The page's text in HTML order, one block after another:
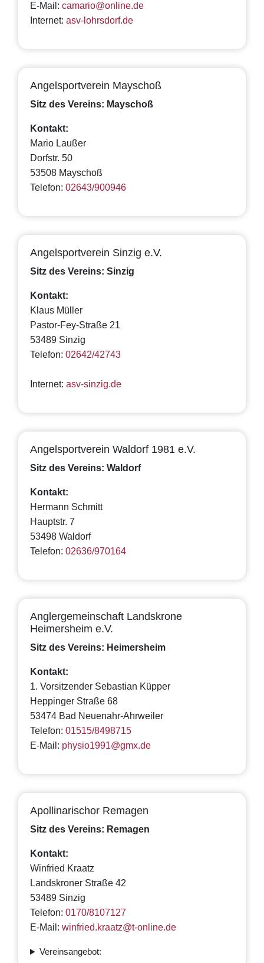
E-Mail: camario@online.de
Internet: asv-lohrsdorf.de
Angelsportverein Mayschoß
Sitz des Vereins: Mayschoß
Kontakt:
Mario Laußer
Dorfstr. 50
53508 Mayschoß
Telefon: 02643/900946
Angelsportverein Sinzig e.V.
Sitz des Vereins: Sinzig
Kontakt:
Klaus Müller
Pastor-Fey-Straße 21
53489 Sinzig
Telefon: 02642/42743
Internet: asv-sinzig.de
Angelsportverein Waldorf 1981 e.V.
Sitz des Vereins: Waldorf
Kontakt:
Hermann Schmitt
Hauptstr. 7
53498 Waldorf
Telefon: 02636/970164
Anglergemeinschaft Landskrone
Heimersheim e.V.
Sitz des Vereins: Heimersheim
Kontakt:
1. Vorsitzender Sebastian Küpper
Heppinger Straße 68
53474 Bad Neuenahr-Ahrweiler
Telefon: 01515/8498715
E-Mail: physio1991@gmx.de
Apollinarischor Remagen
Sitz des Vereins: Remagen
Kontakt:
Winfried Kraatz
Landskroner Straße 42
53489 Sinzig
Telefon: 0170/8107127
E-Mail: winfried.kraatz@t-online.de
Vereinsangebot: